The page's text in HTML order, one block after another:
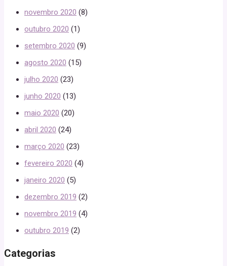
novembro 2020 (8)
outubro 2020 (1)
setembro 2020 (9)
agosto 2020 (15)
julho 2020 (23)
junho 2020 (13)
maio 2020 (20)
abril 2020 (24)
março 2020 (23)
fevereiro 2020 (4)
janeiro 2020 (5)
dezembro 2019 (2)
novembro 2019 (4)
outubro 2019 (2)
Categorias